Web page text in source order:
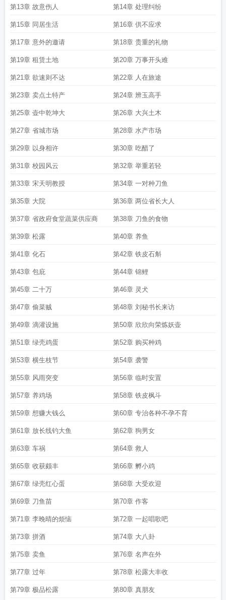
第13章 故意伤人 第14章 处理纠纷
第15章 同居生活 第16章 供不应求
第17章 意外的邀请 第18章 贵重的礼物
第19章 租赁土地 第20章 万事开头难
第21章 欲速则不达 第22章 人在旅途
第23章 卖点土特产 第24章 辨玉高手
第25章 壶中乾坤大 第26章 大兴土木
第27章 省城市场 第28章 水产市场
第29章 以身相许 第30章 吃醋了
第31章 校园风云 第32章 举重若轻
第33章 宋天明教授 第34章 一对种刀鱼
第35章 大院 第36章 两位省长大人
第37章 省政府食堂蔬菜供应商 第38章 刀鱼的食物
第39章 松露 第40章 养鱼
第41章 化石 第42章 铁皮石斛
第43章 包庇 第44章 锦鲤
第45章 二十万 第46章 灵犬
第47章 偷菜贼 第48章 刘秘书长来访
第49章 滴灌设施 第50章 欣欣向荣炼妖壶
第51章 绿壳鸡蛋 第52章 购买种鸡
第53章 横生枝节 第54章 袭警
第55章 风雨突变 第56章 临时安置
第57章 养鸡场 第58章 铁皮枫斗
第59章 想赚大钱么 第60章 专治各种不孕不育
第61章 放长线钓大鱼 第62章 狗男女
第63章 车祸 第64章 救人
第65章 收获颇丰 第66章 孵小鸡
第67章 绿壳红心蛋 第68章 大受欢迎
第69章 刀鱼苗 第70章 作客
第71章 李晚晴的烦恼 第72章 一起唱歌吧
第73章 拼酒 第74章 大八卦
第75章 卖鱼 第76章 名声在外
第77章 过年 第78章 松露大丰收
第79章 极品松露 第80章 真朋友